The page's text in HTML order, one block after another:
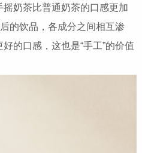
奶茶比普通奶茶的口感更加
的饮品，各成分之间相互渗
的口感，这也是“手工”的价值